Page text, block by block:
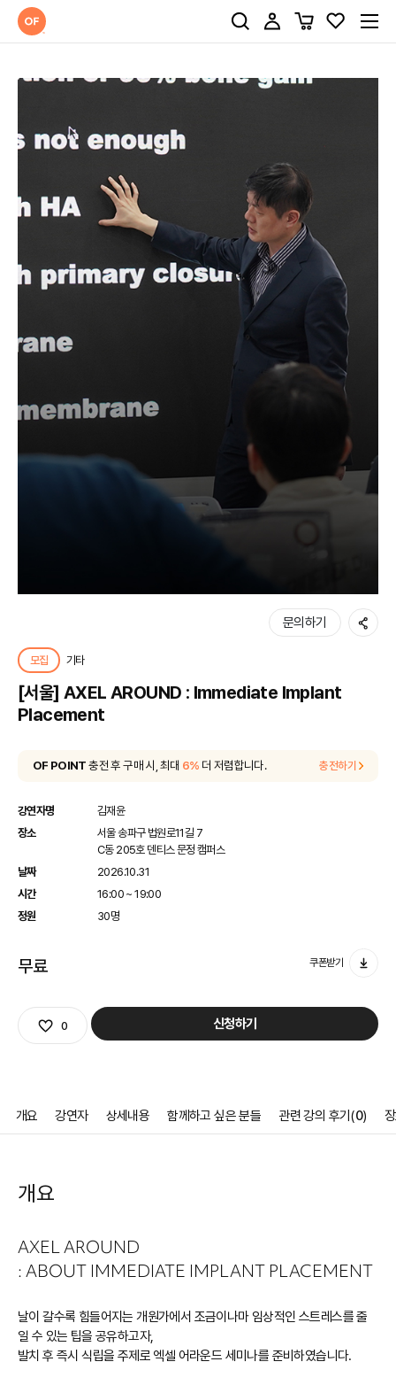
문의하기 공
모집 기타
[서울] AXEL AROUND : Immediate Implant
Placement
OF POINT충전 후 구매 시, 최대 6% 더 저렴합니다. 충전하기
강연자명
김재윤
장소
서울 송파구 법원로11길 7
C동 205호 덴티스 문정 캠퍼스
날짜
2026.10.31
시간
16:00 ~ 19:00
정원
30명
무료 쿠폰받기
관심상품
0 신청하기
개요 강연자 상세내용 함께하고 싶은 분들 관련 강의 후기(0)
개요
AXEL AROUND
: ABOUT IMMEDIATE IMPLANT PLACEMENT
날이 갈수록 힘들어지는 개원가에서 조금이나마 임상적인 스트레스를 줄
일 수 있는 팁을 공유하고자,
발치 후 즉시 식립을 주제로 엑셀 어라운드 세미나를 준비하였습니다.